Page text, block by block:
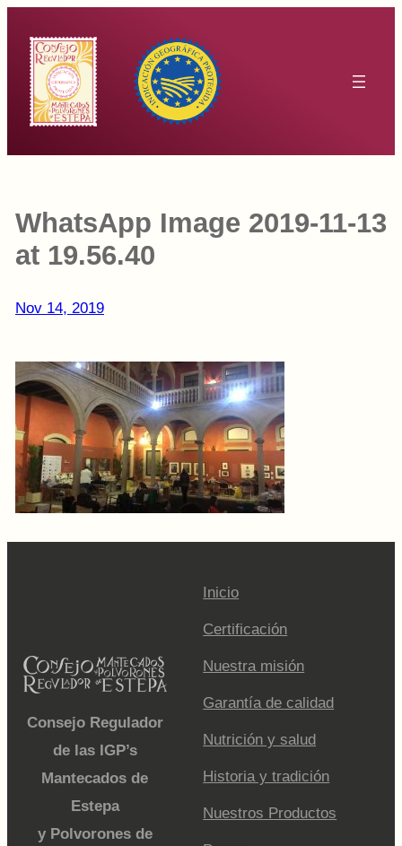
contenido
WhatsApp Image 2019-11-13
at 19.56.40
Nov 14, 2019
Consejo Regulador
de las IGP’s
Mantecados de
Estepa
y Polvorones de
Inicio
Certificación
Nuestra misión
Garantía de calidad
Nutrición y salud
Historia y tradición
Nuestros Productos